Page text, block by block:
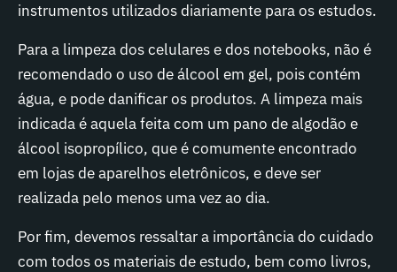
instrumentos utilizados diariamente para os estudos.
Para a limpeza dos celulares e dos notebooks, não é
recomendado o uso de álcool em gel, pois contém
água, e pode danificar os produtos. A limpeza mais
indicada é aquela feita com um pano de algodão e
álcool isopropílico, que é comumente encontrado
em lojas de aparelhos eletrônicos, e deve ser
realizada pelo menos uma vez ao dia.
Por fim, devemos ressaltar a importância do cuidado
com todos os materiais de estudo, bem como livros,